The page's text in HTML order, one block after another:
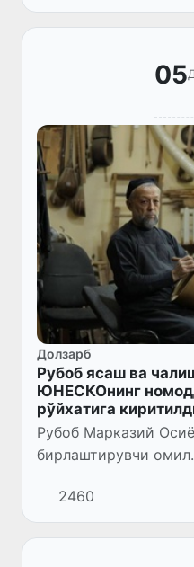
ривожлантириш
05
Долзарб
Рубоб ясаш ва
ЮНЕСКОнинг
рўйхатига
Рубоб Марказий
бирлаштирувчи
ижтимоий
ва маданий
мустаҳкамлашда
2460